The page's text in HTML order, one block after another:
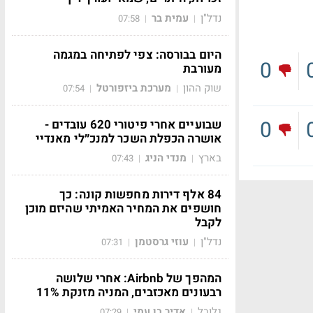
0
0
נדל"ן | עמית בר |
07:58
היום בבורסה: צפי לפתיחה במגמה
מעורבת
שוק ההון | מערכת ביזפורטל |
07:54
שבועיים אחרי פיטורי 620 עובדים -
אושרה הכפלת השכר למנכ״לי מאנדיי
בארץ | מנדי הניג |
07:43
84 אלף דירות מחפשות קונה: כך
חושפים את המחיר האמיתי שהיזם מוכן
לקבל
נדל"ן | עוזי גרסטמן |
07:31
המהפך של Airbnb: אחרי שלושה
רבעונים מאכזבים, המניה מזנקת 11%